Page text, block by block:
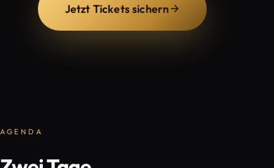
Jetzt Tickets sichern
AGENDA